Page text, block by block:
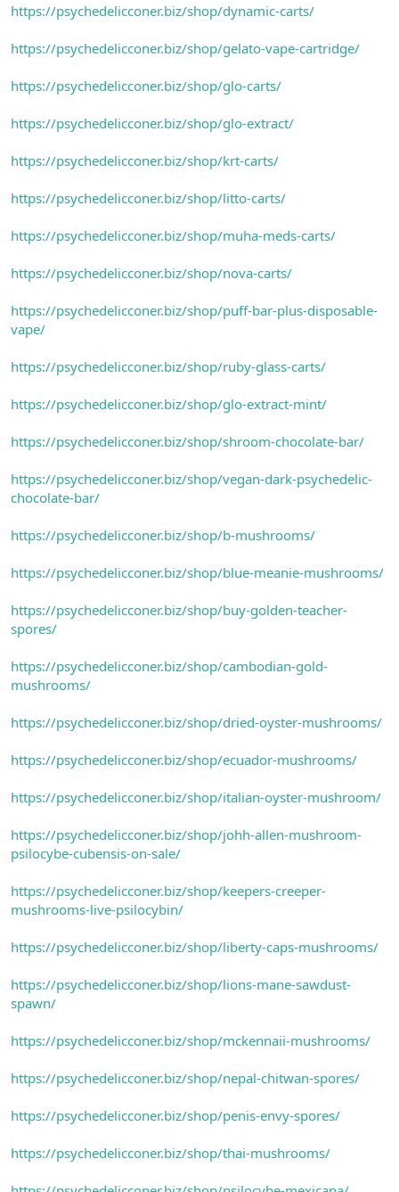
https://psychedelicconer.biz/shop/dynamic-carts/
https://psychedelicconer.biz/shop/gelato-vape-cartridge/
https://psychedelicconer.biz/shop/glo-carts/
https://psychedelicconer.biz/shop/glo-extract/
https://psychedelicconer.biz/shop/krt-carts/
https://psychedelicconer.biz/shop/litto-carts/
https://psychedelicconer.biz/shop/muha-meds-carts/
https://psychedelicconer.biz/shop/nova-carts/
https://psychedelicconer.biz/shop/puff-bar-plus-disposable-
vape/
https://psychedelicconer.biz/shop/ruby-glass-carts/
https://psychedelicconer.biz/shop/glo-extract-mint/
https://psychedelicconer.biz/shop/shroom-chocolate-bar/
https://psychedelicconer.biz/shop/vegan-dark-psychedelic-
chocolate-bar/
https://psychedelicconer.biz/shop/b-mushrooms/
https://psychedelicconer.biz/shop/blue-meanie-mushrooms/
https://psychedelicconer.biz/shop/buy-golden-teacher-
spores/
https://psychedelicconer.biz/shop/cambodian-gold-
mushrooms/
https://psychedelicconer.biz/shop/dried-oyster-mushrooms/
https://psychedelicconer.biz/shop/ecuador-mushrooms/
https://psychedelicconer.biz/shop/italian-oyster-mushroom/
https://psychedelicconer.biz/shop/johh-allen-mushroom-
psilocybe-cubensis-on-sale/
https://psychedelicconer.biz/shop/keepers-creeper-
mushrooms-live-psilocybin/
https://psychedelicconer.biz/shop/liberty-caps-mushrooms/
https://psychedelicconer.biz/shop/lions-mane-sawdust-
spawn/
https://psychedelicconer.biz/shop/mckennaii-mushrooms/
https://psychedelicconer.biz/shop/nepal-chitwan-spores/
https://psychedelicconer.biz/shop/penis-envy-spores/
https://psychedelicconer.biz/shop/thai-mushrooms/